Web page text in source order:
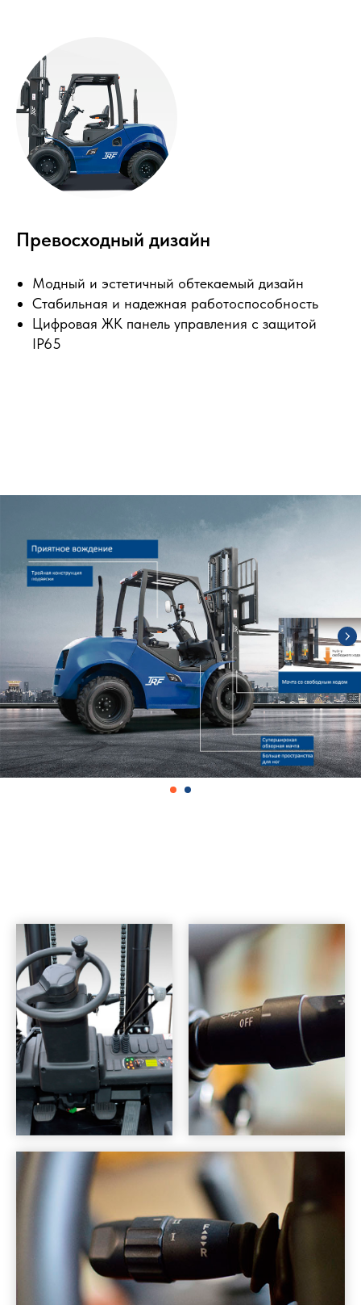
Превосходный дизайн
Модный и эстетичный обтекаемый дизайн
Стабильная и надежная работоспособность
Цифровая ЖК панель управления с защитой
IP65